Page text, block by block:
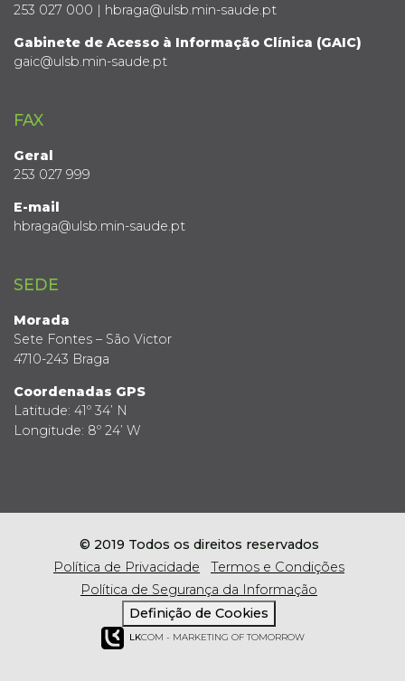
253 027 000 | hbraga@ulsb.min-saude.pt
Gabinete de Acesso à Informação Clínica (GAIC)
gaic@ulsb.min-saude.pt
FAX
Geral
253 027 999
E-mail
hbraga@ulsb.min-saude.pt
SEDE
Morada
Sete Fontes – São Victor
4710-243 Braga
Coordenadas GPS
Latitude: 41º 34’ N
Longitude: 8º 24’ W
© 2019 Todos os direitos reservados
Política de Privacidade
Termos e Condições
Política de Segurança da Informação
Definição de Cookies
LKCOM - MARKETING OF TOMORROW